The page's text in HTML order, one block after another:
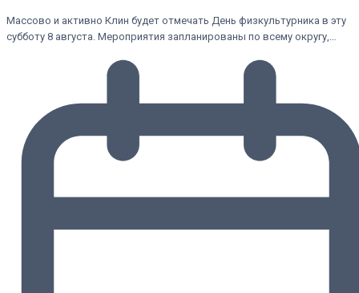
Массово и активно Клин будет отмечать День физкультурника в эту
субботу 8 августа. Мероприятия запланированы по всему округу,…